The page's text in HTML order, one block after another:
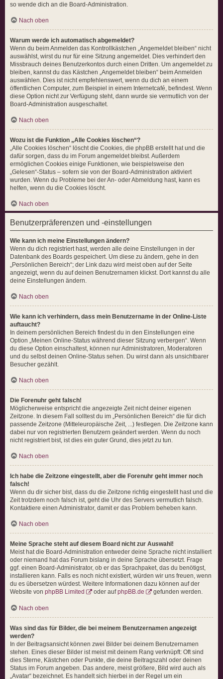
so wende dich an die Board-Administration.
Nach oben
Warum werde ich automatisch abgemeldet?
Wenn du beim Anmelden das Kontrollkästchen „Angemeldet bleiben“ nicht
auswählst, wirst du nur für eine Sitzung angemeldet. Dies verhindert den
Missbrauch deines Benutzerkontos durch einen Dritten. Um angemeldet zu
bleiben, kannst du das Kästchen „Angemeldet bleiben“ beim Anmelden
auswählen. Dies ist nicht empfehlenswert, wenn du dich an einem
öffentlichen Computer, zum Beispiel in einem Internetcafé, befindest. Wenn
diese Option nicht zur Verfügung steht, dann wurde sie vermutlich von der
Board-Administration ausgeschaltet.
Nach oben
Wozu ist die Funktion „Alle Cookies löschen“?
„Alle Cookies löschen“ löscht die Cookies, die phpBB erstellt hat und die
dafür sorgen, dass du im Forum angemeldet bleibst. Außerdem
ermöglichen Cookies einige Funktionen, wie beispielsweise den
„Gelesen“-Status – sofern sie von der Board-Administration aktiviert
wurden. Wenn du Probleme bei der An- oder Abmeldung hast, kann es
helfen, wenn du die Cookies löscht.
Nach oben
Benutzerpräferenzen und -einstellungen
Wie kann ich meine Einstellungen ändern?
Wenn du dich registriert hast, werden alle deine Einstellungen in der
Datenbank des Boards gespeichert. Um diese zu ändern, gehe in den
„Persönlichen Bereich“; der Link dazu wird meist oben auf der Seite
angezeigt, wenn du auf deinen Benutzernamen klickst. Dort kannst du alle
deine Einstellungen ändern.
Nach oben
Wie kann ich verhindern, dass mein Benutzername in der Online-Liste
auftaucht?
In deinem persönlichen Bereich findest du in den Einstellungen eine
Option „Meinen Online-Status während dieser Sitzung verbergen“. Wenn
du diese Option einschaltest, können nur Administratoren, Moderatoren
und du selbst deinen Online-Status sehen. Du wirst dann als unsichtbarer
Besucher gezählt.
Nach oben
Die Forenuhr geht falsch!
Möglicherweise entspricht die angezeigte Zeit nicht deiner eigenen
Zeitzone. In diesem Fall solltest du im „Persönlichen Bereich“ die für dich
passende Zeitzone (Mitteleuropäische Zeit, ...) festlegen. Die Zeitzone kann
dabei nur von registrierten Benutzern geändert werden. Wenn du noch
nicht registriert bist, ist dies ein guter Grund, dies jetzt zu tun.
Nach oben
Ich habe die Zeitzone eingestellt, aber die Forenuhr geht immer noch
falsch!
Wenn du dir sicher bist, dass du die Zeitzone richtig eingestellt hast und die
Zeit trotzdem noch falsch ist, geht die Uhr des Servers vermutlich falsch.
Kontaktiere einen Administrator, damit er das Problem beheben kann.
Nach oben
Meine Sprache steht auf diesem Board nicht zur Auswahl!
Meist hat die Board-Administration entweder deine Sprache nicht installiert
oder niemand hat das Forum bislang in deine Sprache übersetzt. Frage
ggf. einen Board-Administrator, ob er das Sprachpaket, das du benötigst,
installieren kann. Falls es noch nicht existiert, würden wir uns freuen, wenn
du es übersetzen würdest. Weitere Informationen dazu können auf der
Website von phpBB Limited oder aufphpBB.de gefunden werden.
Nach oben
Was sind das für Bilder, die bei meinem Benutzernamen angezeigt
werden?
In der Beitragsansicht können zwei Bilder bei deinem Benutzernamen
stehen. Eines dieser Bilder ist meist mit deinem Rang verknüpft: Oft sind
dies Sterne, Kästchen oder Punkte, die deine Beitragszahl oder deinen
Status im Forum angeben. Das andere, meist größere, Bild wird auch als
„Avatar“ bezeichnet. Es handelt sich hierbei in der Regel um ein